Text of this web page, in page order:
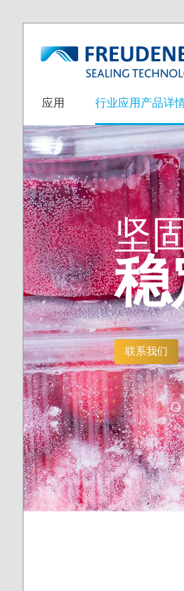
应用 行业应用产品详
坚
联系我们